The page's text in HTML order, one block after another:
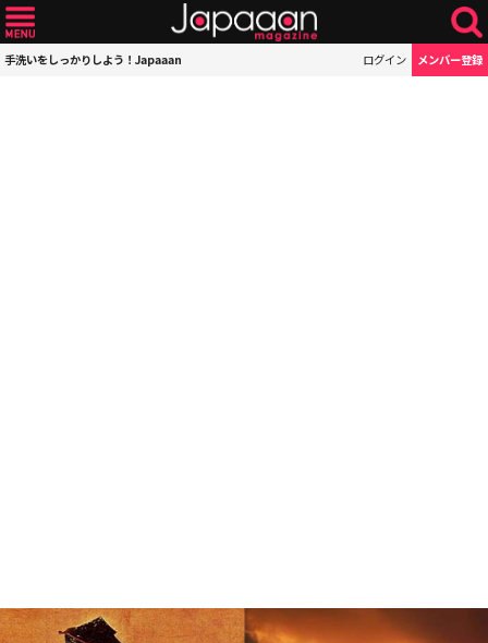
手洗いをしっかりしよう！Japaaan ログイン メンバー登録